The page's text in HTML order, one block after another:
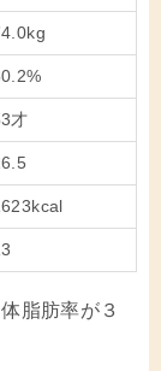
才
脂肪率が３